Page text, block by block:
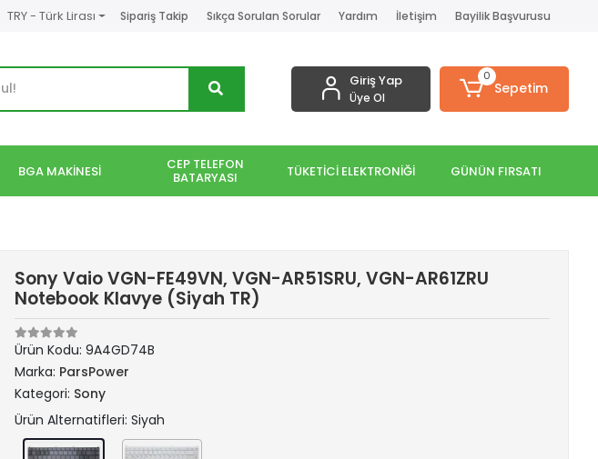
TRY - Türk Lirası Sipariş Takip Sıkça Sorulan Sorular Yardım İletişim Bayilik Başvurusu
Giriş Yap
Üye Ol
0
Sepetim
BGA MAKİNESİ CEP TELEFON
BATARYASI TÜKETİCİ ELEKTRONİĞİ GÜNÜN FIRSATI
Sony Vaio VGN-FE49VN, VGN-AR51SRU, VGN-AR61ZRU
Notebook Klavye (Siyah TR)
Ürün Kodu: 9A4GD74B
Marka: ParsPower
Kategori: Sony
Ürün Alternatifleri: Siyah